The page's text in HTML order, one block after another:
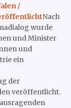
/
Nach
wurde
und Minister
und
ein
der
veröffentlicht.